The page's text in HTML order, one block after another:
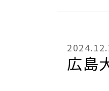
広島